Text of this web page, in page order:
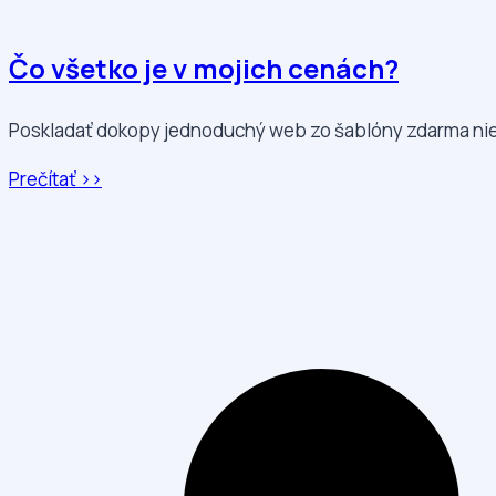
Čo všetko je v mojich cenách?
Poskladať dokopy jednoduchý web zo šablóny zdarma
Prečítať >>